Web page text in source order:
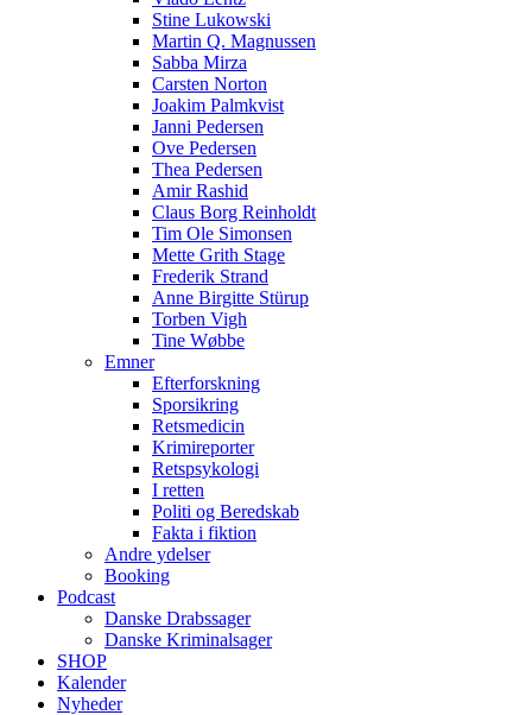
Stine Lukowski
Martin Q. Magnussen
Sabba Mirza
Carsten Norton
Joakim Palmkvist
Janni Pedersen
Ove Pedersen
Thea Pedersen
Amir Rashid
Claus Borg Reinholdt
Tim Ole Simonsen
Mette Grith Stage
Frederik Strand
Anne Birgitte Stürup
Torben Vigh
Tine Wøbbe
Emner
Efterforskning
Sporsikring
Retsmedicin
Krimireporter
Retspsykologi
I retten
Politi og Beredskab
Fakta i fiktion
Andre ydelser
Booking
Podcast
Danske Drabssager
Danske Kriminalsager
SHOP
Kalender
Nyheder